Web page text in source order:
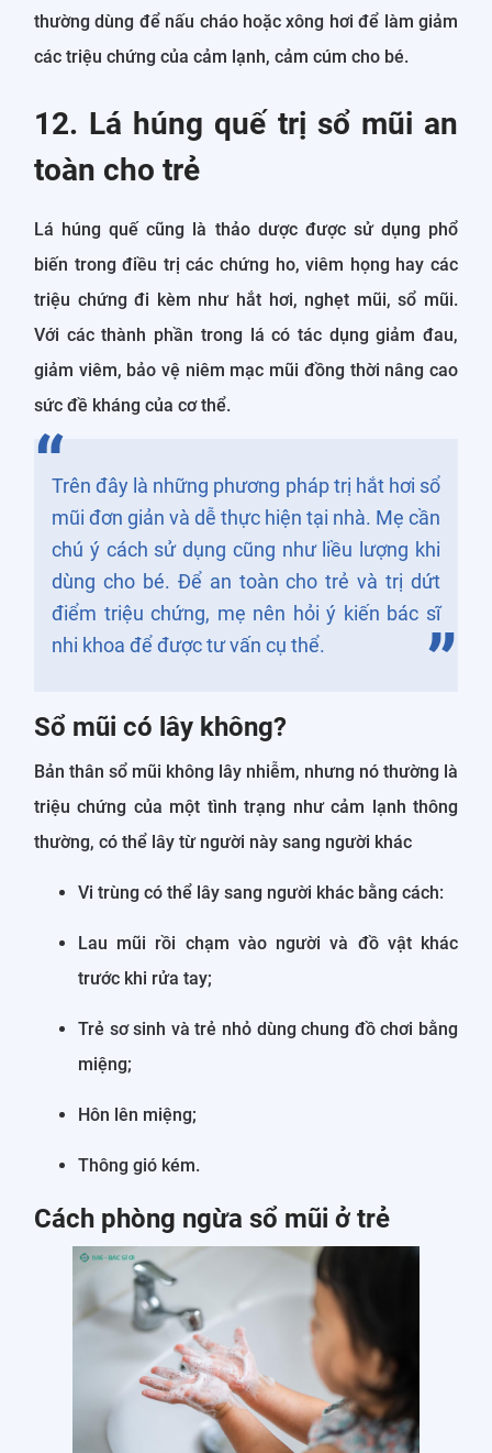
thường dùng để nấu cháo hoặc xông hơi để làm giảm
các triệu chứng của cảm lạnh, cảm cúm cho bé.
12. Lá húng quế trị sổ mũi an
toàn cho trẻ
Lá húng quế cũng là thảo dược được sử dụng phổ
biến trong điều trị các chứng ho, viêm họng hay các
triệu chứng đi kèm như hắt hơi, nghẹt mũi, sổ mũi.
Với các thành phần trong lá có tác dụng giảm đau,
giảm viêm, bảo vệ niêm mạc mũi đồng thời nâng cao
sức đề kháng của cơ thể.
Trên đây là những phương pháp trị hắt hơi sổ
mũi đơn giản và dễ thực hiện tại nhà. Mẹ cần
chú ý cách sử dụng cũng như liều lượng khi
dùng cho bé. Để an toàn cho trẻ và trị dứt
điểm triệu chứng, mẹ nên hỏi ý kiến bác sĩ
nhi khoa để được tư vấn cụ thể.
Sổ mũi có lây không?
Bản thân sổ mũi không lây nhiễm, nhưng nó thường là
triệu chứng của một tình trạng như cảm lạnh thông
thường, có thể lây từ người này sang người khác
Vi trùng có thể lây sang người khác bằng cách:
Lau mũi rồi chạm vào người và đồ vật khác
trước khi rửa tay;
Trẻ sơ sinh và trẻ nhỏ dùng chung đồ chơi bằng
miệng;
Hôn lên miệng;
Thông gió kém.
Cách phòng ngừa sổ mũi ở trẻ